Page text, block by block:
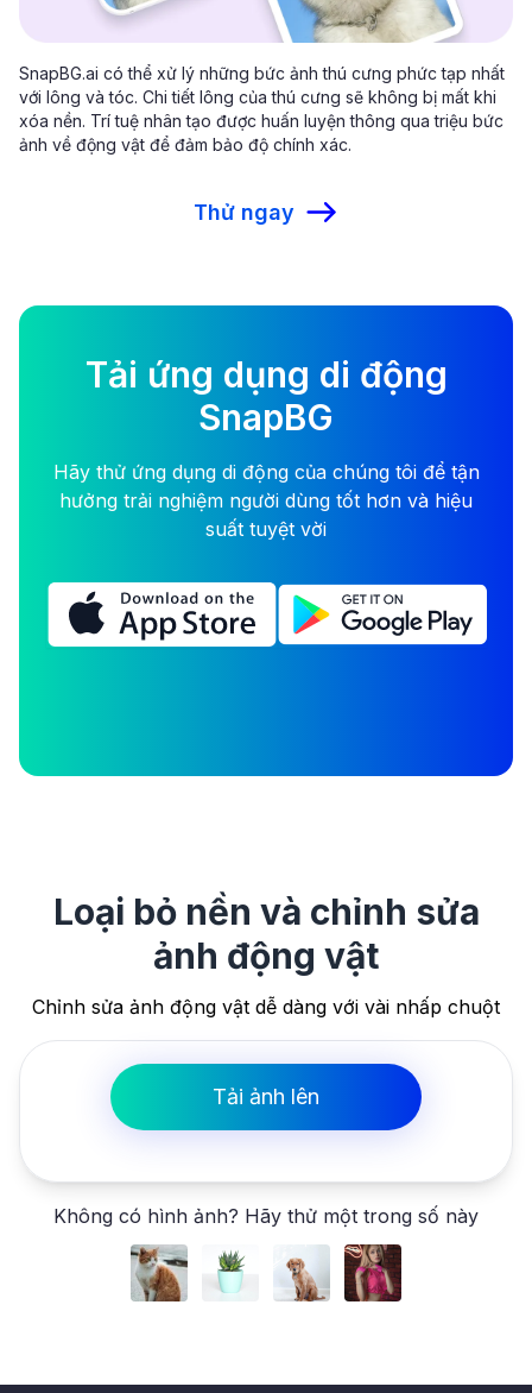
SnapBG.ai có thể xử lý những bức ảnh thú cưng phức tạp nhất
với lông và tóc. Chi tiết lông của thú cưng sẽ không bị mất khi
xóa nền. Trí tuệ nhân tạo được huấn luyện thông qua triệu bức
ảnh về động vật để đảm bảo độ chính xác.
Thử ngay
Tải ứng dụng di động
SnapBG
Hãy thử ứng dụng di động của chúng tôi để tận
hưởng trải nghiệm người dùng tốt hơn và hiệu
suất tuyệt vời
Loại bỏ nền và chỉnh sửa
ảnh động vật
Chỉnh sửa ảnh động vật dễ dàng với vài nhấp chuột
Tải ảnh lên
Không có hình ảnh? Hãy thử một trong số này